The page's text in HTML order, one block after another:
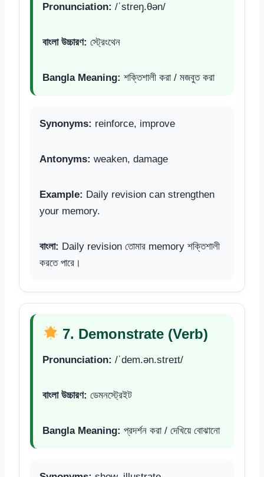
Pronunciation: /ˈstreŋ.θən/
বাংলা উচ্চারণ: স্ট্রেংথেন
Bangla Meaning: শক্তিশালী করা / মজবুত করা
Synonyms: reinforce, improve
Antonyms: weaken, damage
Example: Daily revision can strengthen
your memory.
বাংলা: Daily revision তোমার memory শক্তিশালী
করতে পারে।
7. Demonstrate (Verb)
Pronunciation: /ˈdem.ən.streɪt/
বাংলা উচ্চারণ: ডেমনস্ট্রেইট
Bangla Meaning: প্রদর্শন করা / দেখিয়ে বোঝানো